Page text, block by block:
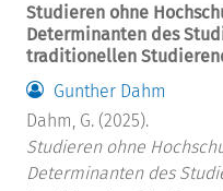
Studieren ohne
Determinanten des
traditionellen
Gunther Dahm
Dahm, G. (2025).
Studieren ohne
Determinanten des